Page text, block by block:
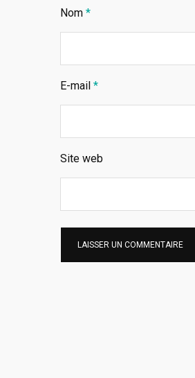
Nom *
E-mail *
Site web